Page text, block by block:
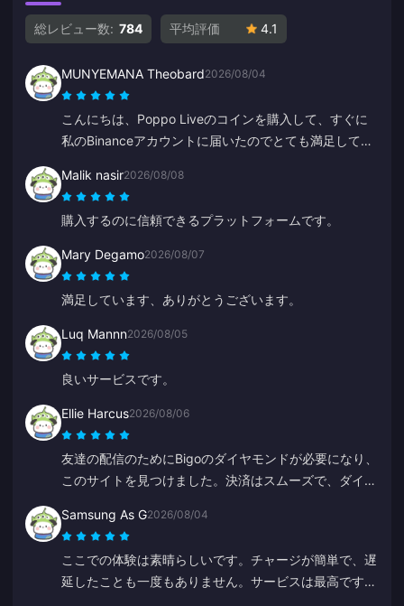
総レビュー数: 784 平均評価 4.1
MUNYEMANA Theobard2026/08/04
こんにちは、Poppo Liveのコインを購入して、すぐに
私のBinanceアカウントに届いたのでとても満足してい
ありがとうございました、これからも頑張ってくださ
い。
Malik nasir2026/08/08
購入するのに信頼できるプラットフォームです。
Mary Degamo2026/08/07
満足しています、ありがとうございます。
Luq Mannn2026/08/05
良いサービスです。
Ellie Harcus2026/08/06
友達の配信のためにBigoのダイヤモンドが必要になり、
このサイトを見つけました。決済はスムーズで、ダイヤ
Samsung As G2026/08/04
ここでの体験は素晴らしいです。チャージが簡単で、遅
延したことも一度もありません。サービスは最高です。